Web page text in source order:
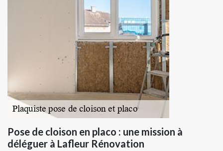
Pose de cloison en placo : une mission à
déléguer à Lafleur Rénovation